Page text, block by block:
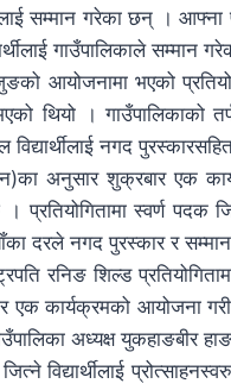
सम्मान गरेका छन् । आफ्ना
गाउँपालिकाले सम्मान
आयोजनामा भएको
थियो । गाउँपालिकाको
नगद
अनुसार शुक्रबार एक
प्रतियोगितामा स्वर्ण पदक
दरले नगद पुरस्कार र
रनिङ शिल्ड
एक कार्यक्रमको आयोजना
अध्यक्ष युकहाङबीर
विद्यार्थीलाई